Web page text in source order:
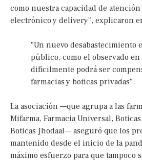
como nuestra capacidad de
electrónico y delivery", explicaron
"Un nuevo desabastecimiento
público, como el observado
difícilmente podrá ser
farmacias y boticas privadas".
La asociación —que agrupa a las
Mifarma, Farmacia Universal,
Boticas Jhodaal— aseguró que los
mantenido desde el inicio de la
máximo esfuerzo para que tampoco